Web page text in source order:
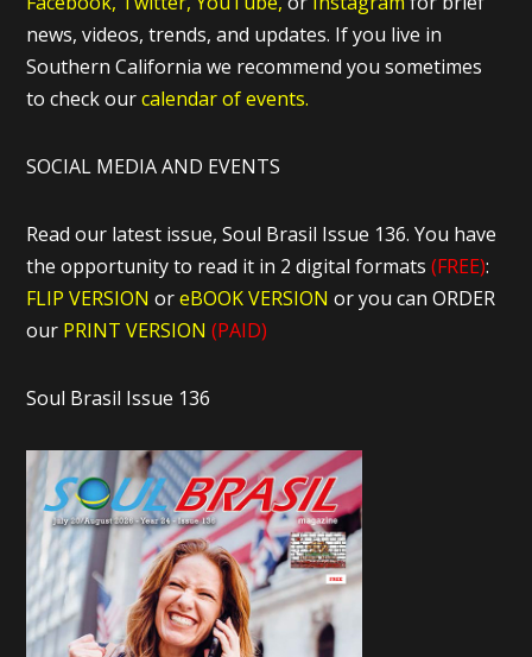
news, videos, trends, and updates. If you live in
Southern California we recommend you sometimes
to check ourcalendar of events.
SOCIAL MEDIA AND EVENTS
Read our latest issue, Soul Brasil Issue 136. You have
the opportunity to read it in 2 digital formats(FREE):
FLIP VERSION oreBOOK VERSIONor you can ORDER
our PRINT VERSION (PAID)
Soul Brasil Issue 136